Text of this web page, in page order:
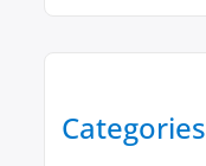
Categories